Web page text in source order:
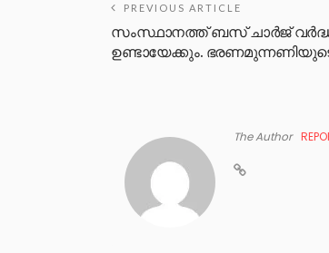
PREVIOUS ARTICLE
സംസ്ഥാനത്ത് ബസ് ചാർജ്
ഉണ്ടായേക്കും.
The Author